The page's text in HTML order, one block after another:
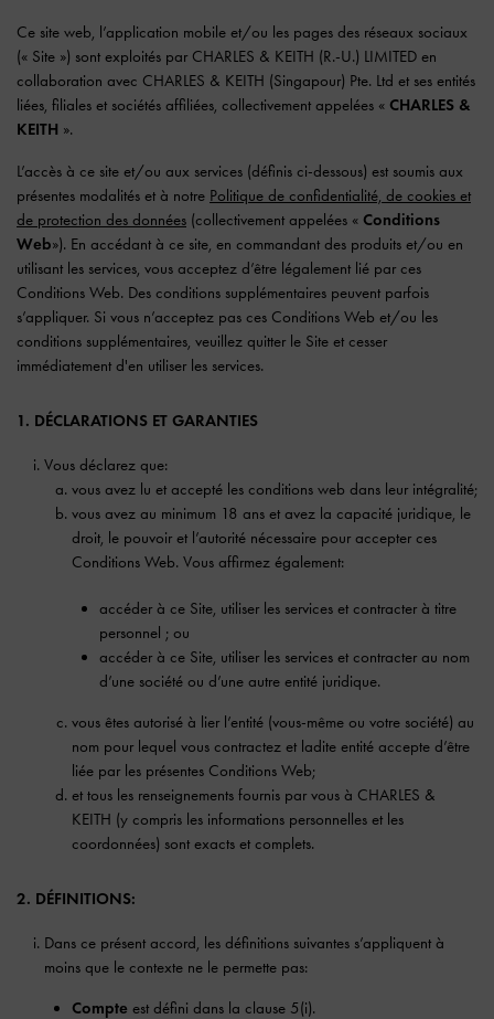
Ce site web, l’application mobile et/ou les pages des réseaux sociaux
(« Site ») sont exploités par CHARLES & KEITH (R.-U.) LIMITED en
collaboration avec CHARLES & KEITH (Singapour) Pte. Ltd et ses entités
liées, filiales et sociétés affiliées, collectivement appelées « CHARLES &
KEITH ».
L’accès à ce site et/ou aux services (définis ci-dessous) est soumis aux
présentes modalités et à notre Politique de confidentialité, de cookies et
de protection des données (collectivement appelées « Conditions
Web»). En accédant à ce site, en commandant des produits et/ou en
utilisant les services, vous acceptez d’être légalement lié par ces
Conditions Web. Des conditions supplémentaires peuvent parfois
s’appliquer. Si vous n’acceptez pas ces Conditions Web et/ou les
conditions supplémentaires, veuillez quitter le Site et cesser
immédiatement d'en utiliser les services.
1. DÉCLARATIONS ET GARANTIES
Vous déclarez que:
vous avez lu et accepté les conditions web dans leur intégralité;
vous avez au minimum 18 ans et avez la capacité juridique, le
droit, le pouvoir et l’autorité nécessaire pour accepter ces
Conditions Web. Vous affirmez également:
accéder à ce Site, utiliser les services et contracter à titre
personnel ; ou
accéder à ce Site, utiliser les services et contracter au nom
d’une société ou d’une autre entité juridique.
vous êtes autorisé à lier l’entité (vous-même ou votre société) au
nom pour lequel vous contractez et ladite entité accepte d’être
liée par les présentes Conditions Web;
et tous les renseignements fournis par vous à CHARLES &
KEITH (y compris les informations personnelles et les
coordonnées) sont exacts et complets.
2. DÉFINITIONS:
Dans ce présent accord, les définitions suivantes s’appliquent à
moins que le contexte ne le permette pas:
Compte est défini dans la clause 5(i).